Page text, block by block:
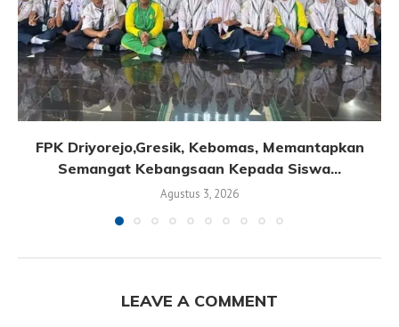
FPK Driyorejo,Gresik, Kebomas, Memantapkan
Semangat Kebangsaan Kepada Siswa...
Agustus 3, 2026
LEAVE A COMMENT